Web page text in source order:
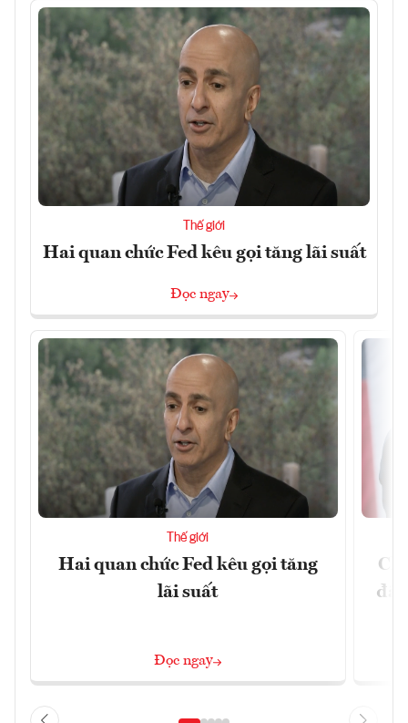
Thế giới
Hai quan chức Fed kêu gọi tăng lãi suất
Đọc ngay
Thế giới
Hai quan chức Fed kêu gọi tăng
lãi suất
Đọc ngay
đã